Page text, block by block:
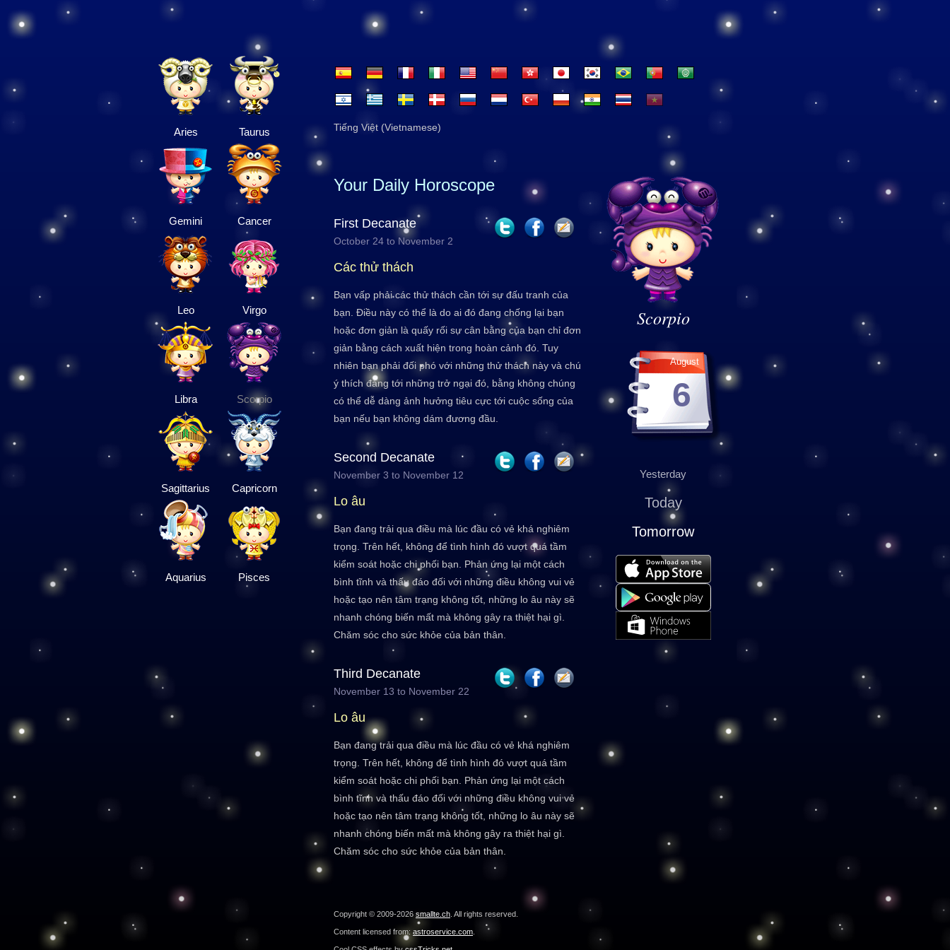
Aries Taurus
Gemini Cancer
Leo Virgo
Libra Scorpio
Sagittarius Capricorn
Aquarius Pisces
Tiếng Việt (Vietnamese)
Scorpio
August
6
Yesterday
Today
Tomorrow
Your Daily Horoscope
First Decanate
October 24 to November 2
Các thử thách
Bạn vấp phải các thử thách cần tới sự đấu tranh của
bạn. Điều này có thể là do ai đó đang chống lại bạn
hoặc đơn giản là quấy rối sự cân bằng của bạn chỉ đơn
giản bằng cách xuất hiện trong hoàn cảnh đó. Tuy
nhiên bạn phải đối phó với những thử thách này và chú
ý thích đáng tới những trở ngại đó, bằng không chúng
có thể dễ dàng ảnh hưởng tiêu cực tới cuộc sống của
bạn nếu bạn không dám đương đầu.
Second Decanate
November 3 to November 12
Lo âu
Bạn đang trải qua điều mà lúc đầu có vẻ khá nghiêm
trọng. Trên hết, không để tình hình đó vượt quá tầm
kiểm soát hoặc chi phối bạn. Phản ứng lại một cách
bình tĩnh và thấu đáo đối với những điều không vui vẻ
hoặc tạo nên tâm trạng không tốt, những lo âu này sẽ
nhanh chóng biến mất mà không gây ra thiệt hại gì.
Chăm sóc cho sức khỏe của bản thân.
Third Decanate
November 13 to November 22
Lo âu
Bạn đang trải qua điều mà lúc đầu có vẻ khá nghiêm
trọng. Trên hết, không để tình hình đó vượt quá tầm
kiểm soát hoặc chi phối bạn. Phản ứng lại một cách
bình tĩnh và thấu đáo đối với những điều không vui vẻ
hoặc tạo nên tâm trạng không tốt, những lo âu này sẽ
nhanh chóng biến mất mà không gây ra thiệt hại gì.
Chăm sóc cho sức khỏe của bản thân.
Copyright © 2009-2026 smallte.ch . All rights reserved.
Content licensed from: astroservice.com